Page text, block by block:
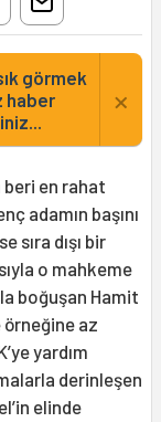
görmek
haber
×
beri en rahat
adamın başını
sıra dışı bir
o mahkeme
boğuşan Hamit
örneğine az
yardım
derinleşen
elinde